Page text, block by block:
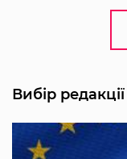
Вибір редакції